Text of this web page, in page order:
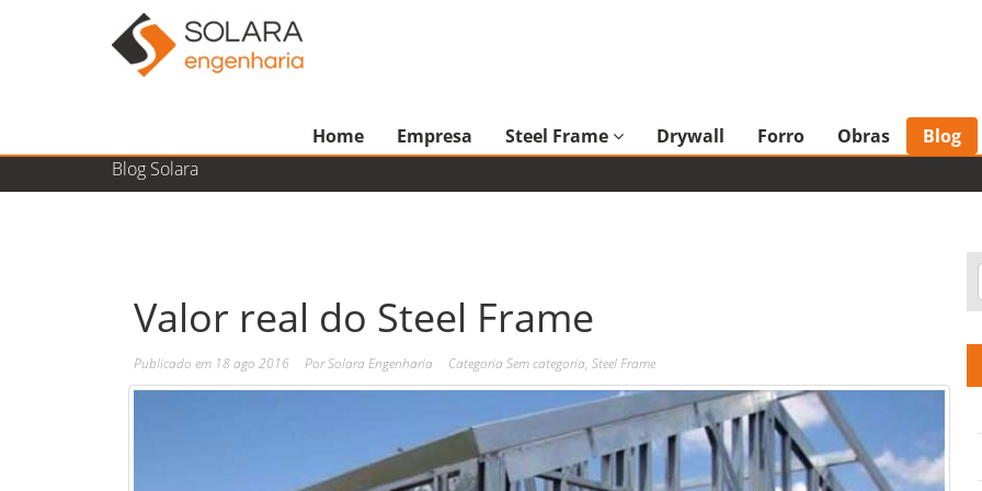
Home Empresa Steel Frame Drywall Forro Obras Blog
Blog Solara
Valor real do Steel Frame
Publicado em 18 ago 2016 PorSolara Engenharia Categoria Sem categoria, Steel Frame